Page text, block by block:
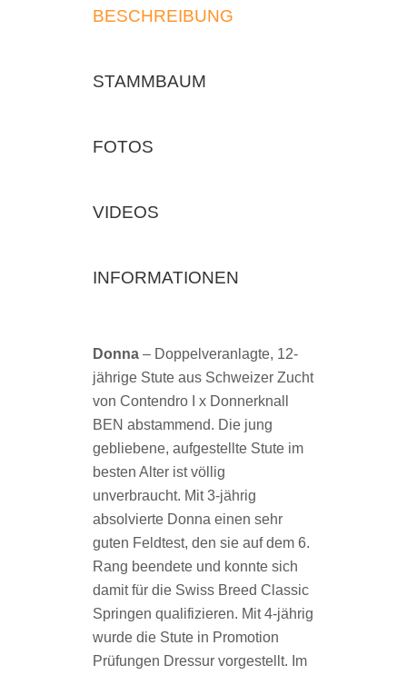
BESCHREIBUNG
STAMMBAUM
FOTOS
VIDEOS
INFORMATIONEN
Donna – Doppelveranlagte, 12-
jährige Stute aus Schweizer Zucht
von Contendro I x Donnerknall
BEN abstammend. Die jung
gebliebene, aufgestellte Stute im
besten Alter ist völlig
unverbraucht. Mit 3-jährig
absolvierte Donna einen sehr
guten Feldtest, den sie auf dem 6.
Rang beendete und konnte sich
damit für die Swiss Breed Classic
Springen qualifizieren. Mit 4-jährig
wurde die Stute in Promotion
Prüfungen Dressur vorgestellt. Im